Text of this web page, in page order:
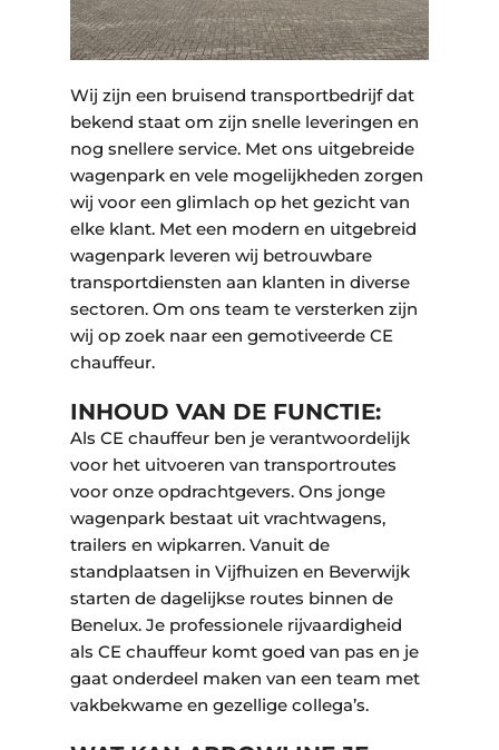
Wij zijn een bruisend transportbedrijf dat
bekend staat om zijn snelle leveringen en
nog snellere service. Met ons uitgebreide
wagenpark en vele mogelijkheden zorgen
wij voor een glimlach op het gezicht van
elke klant. Met een modern en uitgebreid
wagenpark leveren wij betrouwbare
transportdiensten aan klanten in diverse
sectoren. Om ons team te versterken zijn
wij op zoek naar een gemotiveerde CE
chauffeur.
INHOUD VAN DE FUNCTIE:
Als CE chauffeur ben je verantwoordelijk
voor het uitvoeren van transportroutes
voor onze opdrachtgevers. Ons jonge
wagenpark bestaat uit vrachtwagens,
trailers en wipkarren. Vanuit de
standplaatsen in Vijfhuizen en Beverwijk
starten de dagelijkse routes binnen de
Benelux. Je professionele rijvaardigheid
als CE chauffeur komt goed van pas en je
gaat onderdeel maken van een team met
vakbekwame en gezellige collega’s.